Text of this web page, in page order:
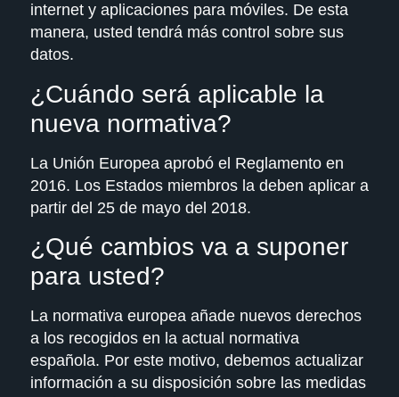
internet y aplicaciones para móviles. De esta
manera, usted tendrá más control sobre sus
datos.
¿Cuándo será aplicable la
nueva normativa?
La Unión Europea aprobó el Reglamento en
2016. Los Estados miembros la deben aplicar a
partir del 25 de mayo del 2018.
¿Qué cambios va a suponer
para usted?
La normativa europea añade nuevos derechos
a los recogidos en la actual normativa
española. Por este motivo, debemos actualizar
información a su disposición sobre las medidas